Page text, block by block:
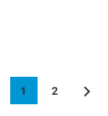
1 2 